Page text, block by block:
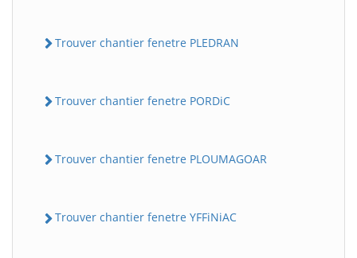
Trouver chantier fenetre PLEDRAN
Trouver chantier fenetre PORDiC
Trouver chantier fenetre PLOUMAGOAR
Trouver chantier fenetre YFFiNiAC